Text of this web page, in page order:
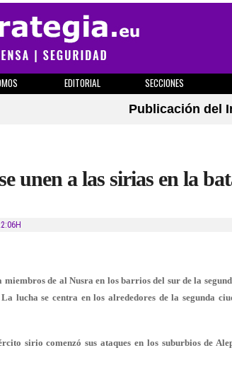
EDITORIAL SECCIONES
Publicación del
unen a las sirias en la
de al Nusra en los barrios del sur de la
lucha se centra en los alrededores de la segunda
sirio comenzó sus ataques en los suburbios de